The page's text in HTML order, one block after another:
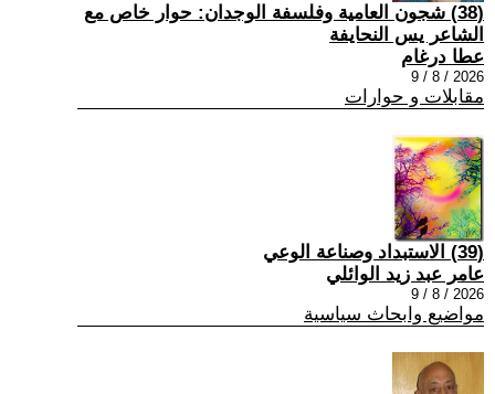
(38) شجون العامية وفلسفة الوجدان: حوار خاص مع
الشاعر يس النحايفة
عطا درغام
2026 / 8 / 9
مقابلات و حوارات
(39) الاستبداد وصناعة الوعي
عامر عبد زيد الوائلي
2026 / 8 / 9
مواضيع وابحاث سياسية